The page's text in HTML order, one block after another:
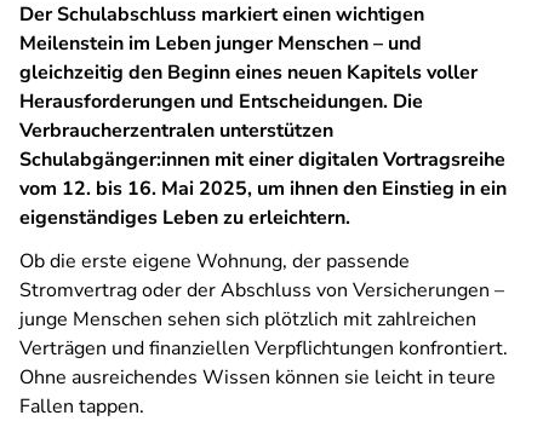
Der Schulabschluss markiert einen wichtigen
Meilenstein im Leben junger Menschen – und
gleichzeitig den Beginn eines neuen Kapitels voller
Herausforderungen und Entscheidungen. Die
Verbraucherzentralen unterstützen
Schulabgänger:innen mit einer digitalen Vortragsreihe
vom 12. bis 16. Mai 2025, um ihnen den Einstieg in ein
eigenständiges Leben zu erleichtern.
Ob die erste eigene Wohnung, der passende
Stromvertrag oder der Abschluss von Versicherungen –
junge Menschen sehen sich plötzlich mit zahlreichen
Verträgen und finanziellen Verpflichtungen konfrontiert.
Ohne ausreichendes Wissen können sie leicht in teure
Fallen tappen.